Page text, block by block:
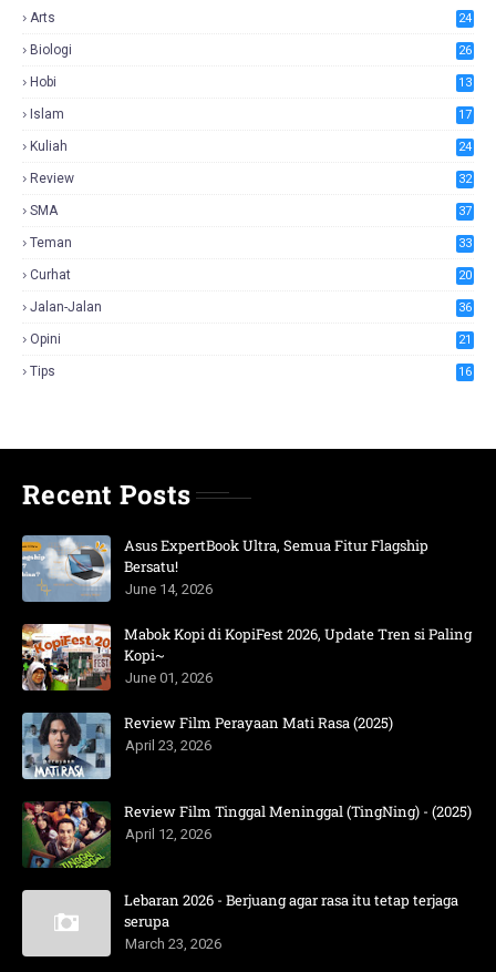
Arts 24
Biologi 26
Hobi 13
Islam 17
Kuliah 24
Review 32
SMA 37
Teman 33
Curhat 20
Jalan-Jalan 36
Opini 21
Tips 16
Recent Posts
Asus ExpertBook Ultra, Semua Fitur Flagship
Bersatu!
June 14, 2026
Mabok Kopi di KopiFest 2026, Update Tren si Paling
Kopi~
June 01, 2026
Review Film Perayaan Mati Rasa (2025)
April 23, 2026
Review Film Tinggal Meninggal (TingNing) - (2025)
April 12, 2026
Lebaran 2026 - Berjuang agar rasa itu tetap terjaga
serupa
March 23, 2026